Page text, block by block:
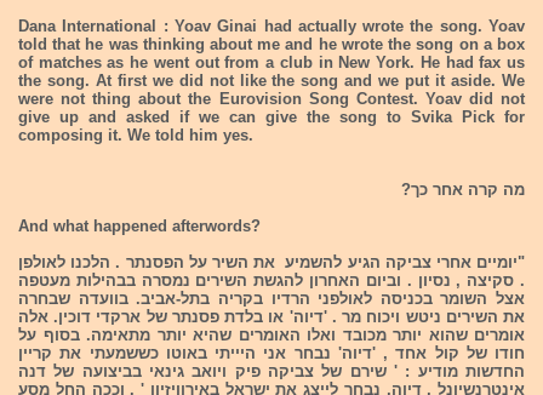
Dana International : Yoav Ginai had actually wrote the song. Yoav
told that he was thinking about me and he wrote the song on a box
of matches as he went out from a club in New York. He had fax us
the song. At first we did not like the song and we put it aside. We
were not thing about the Eurovision Song Contest. Yoav did not
give up and asked if we can give the song to Svika Pick for
composing it. We told him yes.
מה קרה אחר כך?
And what happened afterwords?
"יומיים אחרי צביקה הגיע להשמיע את השיר על הפסנתר . הלכנו לאולפן
. סקיצה , נסיון . וביום האחרון להגשת השירים נמסרה בבהילות מעטפה
אצל השומר בכניסה לאולפני הרדיו בקריה בתל-אביב. בוועדה שבחרה
את השירים ניטש ויכוח מר . 'דיוה' או בלדת פסנתר של ארקדי דוכין. אלה
אומרים שהוא יותר מכובד ואלו האומרים שהיא יותר מתאימה. בסוף על
חודו של קול אחד , 'דיוה' נבחר אני היייתי באוטו כששמעתי את קריין
החדשות מודיע : ' שירם של צביקה פיק ויואב גינאי בביצועה של דנה
אינטרנשיונל , דיוה, נבחר לייצג את ישראל באירוויזיון ' . וככה החל מסע